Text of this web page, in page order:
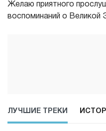
Желаю приятного
воспоминаний о Великой
ЛУЧШИЕ ТРЕКИ